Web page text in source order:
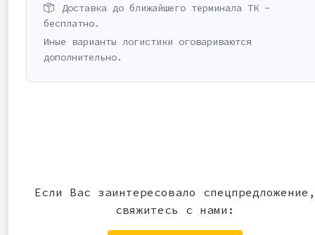
Доставка до ближайшего терминала ТК -
бесплатно.
Иные варианты логистики оговариваются
дополнительно.
Если Вас заинтересовало спецпредложение,
свяжитесь с нами: